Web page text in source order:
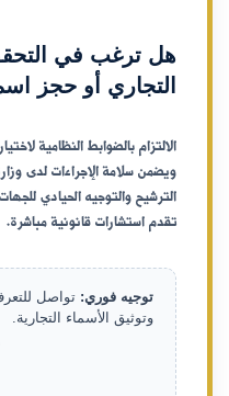
هل ترغب في
التجاري أو حجز
الالتزام بالضوابط النظامية
ويضمن سلامة الإجراءات لدى
الترشيح والتوجيه الحيادي
تقدم استشارات قانونية مباشرة.
توجيه فوري: تواصل
وتوثيق الأسماء التجارية.